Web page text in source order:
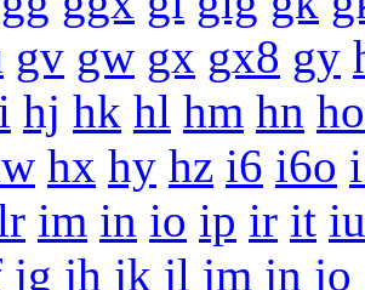
gv gw gx gx8 gy
hj hk hl hm hn ho
hx hy hz i6 i6o
im in io ip ir it iu
jg jh jk jl jm jn jo